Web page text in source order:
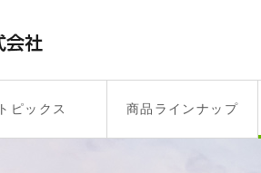
トピックス 商品ラインナップ